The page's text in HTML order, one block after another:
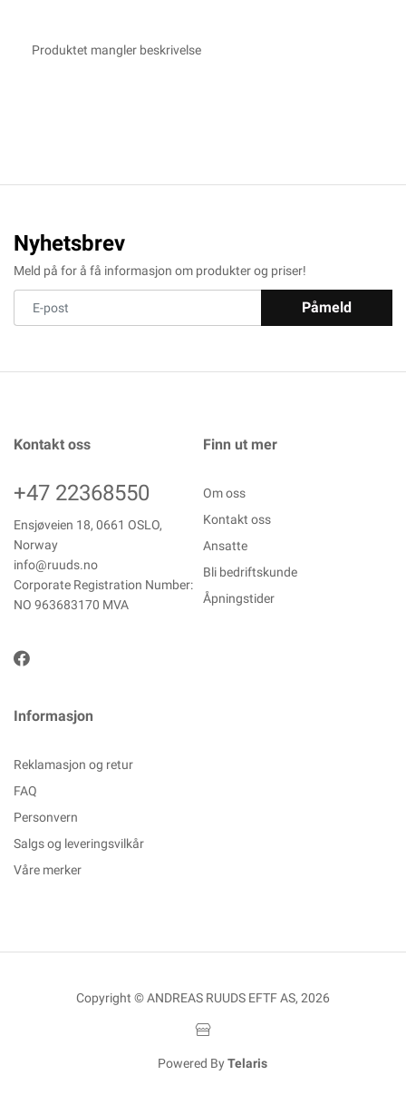
Produktet mangler beskrivelse
Nyhetsbrev
Meld på for å få informasjon om produkter og priser!
Påmeld
Kontakt oss
+47 22368550
Ensjøveien 18, 0661 OSLO,
Norway
info@ruuds.no
Corporate Registration Number:
NO 963683170 MVA
Finn ut mer
Om oss
Kontakt oss
Ansatte
Bli bedriftskunde
Åpningstider
Informasjon
Reklamasjon og retur
FAQ
Personvern
Salgs og leveringsvilkår
Våre merker
Copyright © ANDREAS RUUDS EFTF AS, 2026
Powered By Telaris